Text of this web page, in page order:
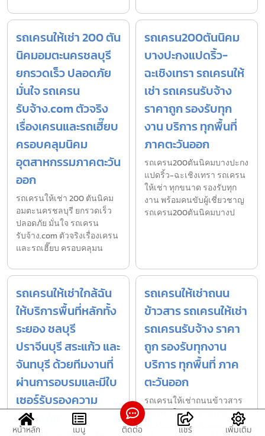
รถเครนให้เช่า 200 ตัน
นิคมอมตะนครชลบุรี
ยกรวดเร็ว ปลอดภัย
มั่นใจ รถเครน
รับจ้าง.com ตัวจริง
เรื่องเครนและรถเฮี๊ยบ
ครอบคลุมนิคม
อุตสาหกรรมภาคตะวัน
ออก
รถเครนให้เช่า 200 ตันนิคม
อมตะนครชลบุรี ยกรวดเร็ว
ปลอดภัย มั่นใจ รถเครน
รับจ้าง.com ตัวจริงเรื่องเครน
และรถเฮี๊ยบ ครอบคลุมน
รถเครน200ตันนิคม
บางปะกงแปดริ้ว-
ฉะเชิงเทรา รถเครนให้
เช่า รถเครนรับจ้าง
ราคาถูก รองรับทุก
งาน บริการ ทุกพื้นที่
ภาคตะวันออก
รถเครน200ตันนิคมบางปะกง
แปดริ้ว-ฉะเชิงเทรา รถเครน
ให้เช่า ทุกขนาด รองรับทุก
งาน พร้อมคนขับผู้เชี่ยวชาญ
รถเครน200ตันนิคมบางป
รถเครนให้เช่าใกล้ฉัน
ให้บริการพื้นที่หลักทั้ง
ระยอง ชลบุรี
ปราจีนบุรี สระแก้ว และ
จันทบุรี ด้วยทีมงานที่
ผ่านการอบรมและมีใบ
เซอร์รับรองความ
ปลอดภัย
รถเครนให้เช่าถนน
ข้าวสาร รถเครนให้เช่า
รถเครนรับจ้าง ราคา
ถูก รองรับทุกงาน
บริการ ทุกพื้นที่ ภาค
ตะวันออก
รถเครนให้เช่าถนนข้าวสาร
รถเครนให้เช่า ทุกขนาด
รองรับทุกงาน พร้อมคนขับผู้
หน้าหลัก เมนู ติดต่อ แชร์ เพิ่มเติม